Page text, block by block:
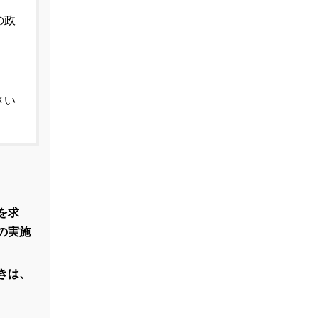
政
い
求
実施
、